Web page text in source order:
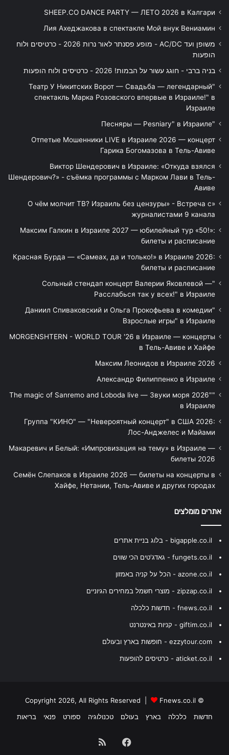
SHEEP.CO DANCE PARTY — ЛЕТО 2026 в Калгари
Лия Ахеджакова в спектакле Мой внук Вениамин
משופן ועד AC/DC - מופע פסנתר לאור נרות 2026 - כרטיסים ולוח
הופעות
בניה ברבי - חוגג עשור על הבמות! 2026 - כרטיסים ולוח הופעות
"Театр У Никитских Ворот — Свадьба — легендарный
спектакль Марка Розовского впервые в Израиле!" в
Израиле
"Песняры — Pesniary" в Израиле
Отпетые Мошенники LIVE в Израиле 2026 — концерт
Гарика Богомазова в Тель-Авиве
Виктор Шендерович в Израиле: «Откуда взялся
Шендерович?» - съёмка программы с Марком Лави в Тель-
Авиве
«О чём молчит ТВ? Израиль без цензуры» - Встреча с
журналистами 9 канала
Максим Галкин в Израиле 2027 — юбилейный тур «50!»:
билеты и расписание
Красная Бурда — «Самеах, да и только!» в Израиле 2026:
билеты и расписание
"Сольный стендап концерт Валерии Яковлевой —
Расслабься так у всех!" в Израиле
"Даниил Спиваковский и Ольга Прокофьева в комедии
Взрослые игры" в Израиле
MORGENSHTERN - WORLD TOUR '26 в Израиле — концерты
в Тель-Авиве и Хайфе
Максим Леонидов в Израиле 2026
Александр Филиппенко в Израиле
"The magic of Sanremo and Loboda live — Звуки моря 2026"
в Израиле
Группа "КИНО" — "Невероятный концерт" в США 2026:
Лос-Анджелес и Майами
Макаревич и Белый: «Импровизация на тему» в Израиле —
билеты 2026
Семён Слепаков в Израиле 2026 — билеты на концерты в
Хайфе, Нетании, Тель-Авиве и других городах
אתרים מומלצים
bigapple.co.il - בלוג בניית אתרים
fungets.co.il - גאדג'טים הכי שווים
azone.co.il - הכל על קניה באמזון
zipzap.co.il - מוצרי חשמל במחירים הגיוניים
fnews.co.il - חדשות כלכלה
giftim.co.il - קניות באינטרנט
ezzytour.com - חופשות בארץ ובעולם
aticket.co.il - כרטיסים להופעות
© Copyright 2026, All Rights Reserved |
Fnews.co.il
חדשות
כלכלה בארץ בעולם טכנולוגיה ספורט פנאי בריאות
Facebook